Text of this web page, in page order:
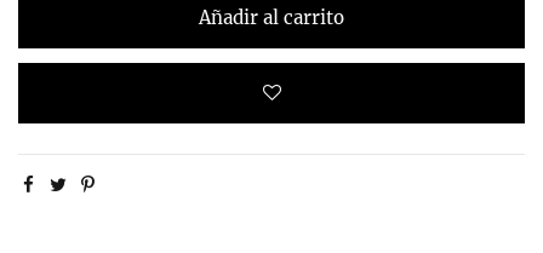
Añadir al carrito